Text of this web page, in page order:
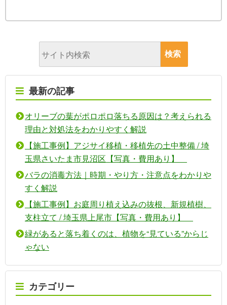
最新の記事
オリーブの葉がポロポロ落ちる原因は？考えられる
理由と対処法をわかりやすく解説
【施工事例】アジサイ移植・移植先の土中整備 / 埼
玉県さいたま市見沼区【写真・費用あり】
バラの消毒方法｜時期・やり方・注意点をわかりや
すく解説
【施工事例】お庭周り植え込みの抜根、新規植樹、
支柱立て / 埼玉県上尾市【写真・費用あり】
緑があると落ち着くのは、植物を“見ている”からじ
ゃない
カテゴリー